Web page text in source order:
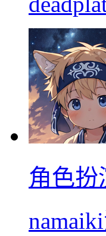
角色扮